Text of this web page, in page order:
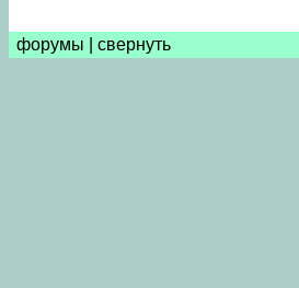
форумы свернуть